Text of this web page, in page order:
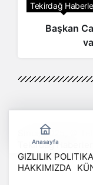
Tekirdağ
Başkan
Anasayfa
Since 2025, ©
Tekirdağ Haberler
GİZLİLİK
HAKKIMIZDA